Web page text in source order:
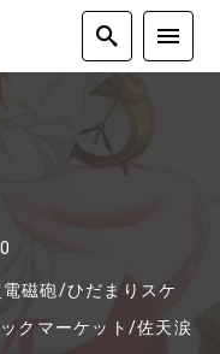
磁砲/ひだまりスケ
クマーケット /佐天涙